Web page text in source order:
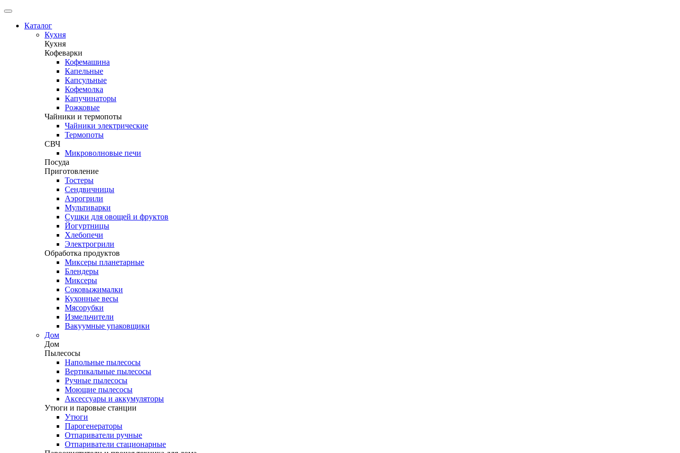
Каталог
Кухня
Кухня
Кофеварки
Кофемашина
Капельные
Капсульные
Кофемолка
Капучинаторы
Рожковые
Чайники и термопоты
Чайники электрические
Термопоты
СВЧ
Микроволновые печи
Посуда
Приготовление
Тостеры
Сендвичницы
Аэрогрили
Мультиварки
Сушки для овощей и фруктов
Йогуртницы
Хлебопечи
Электрогрили
Обработка продуктов
Миксеры планетарные
Блендеры
Миксеры
Соковыжималки
Кухонные весы
Мясорубки
Измельчители
Вакуумные упаковщики
Дом
Дом
Пылесосы
Напольные пылесосы
Вертикальные пылесосы
Ручные пылесосы
Моющие пылесосы
Аксессуары и аккумуляторы
Утюги и паровые станции
Утюги
Парогенераторы
Отпариватели ручные
Отпариватели стационарные